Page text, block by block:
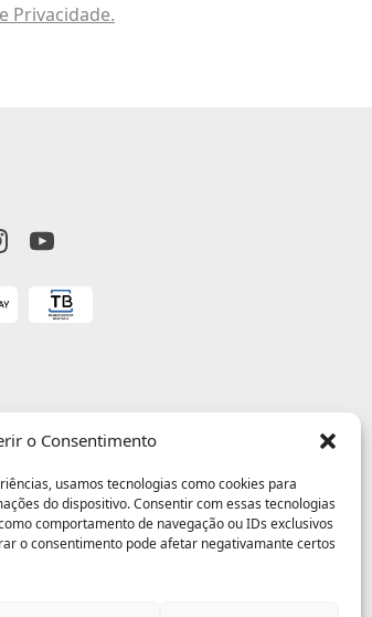
o Consentimento
usamos tecnologias como cookies para
do dispositivo. Consentir com essas tecnologias
comportamento de navegação ou IDs exclusivos
o consentimento pode afetar negativamante certos
Privacidade.